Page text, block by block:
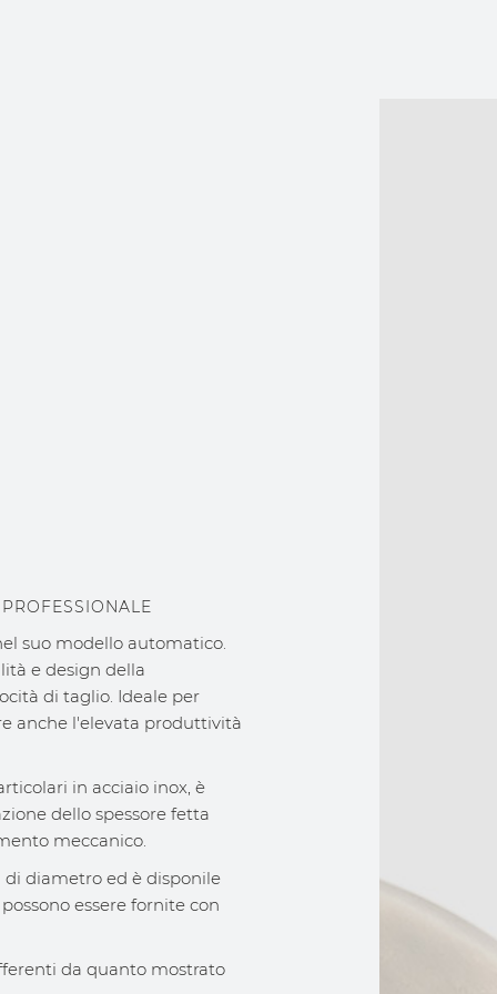
suo modello automatico.
e design della
di taglio. Ideale per
anche l'elevata produttività
in acciaio inox, è
dello spessore fetta
meccanico.
di diametro ed è disponile
essere fornite con
da quanto mostrato